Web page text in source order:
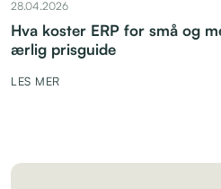
28.04.2026
Hva koster ERP for små og
ærlig prisguide
LES MER